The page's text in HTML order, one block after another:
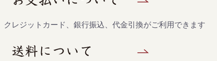
クレジットカード、銀行振込、代金引換がご利用できます